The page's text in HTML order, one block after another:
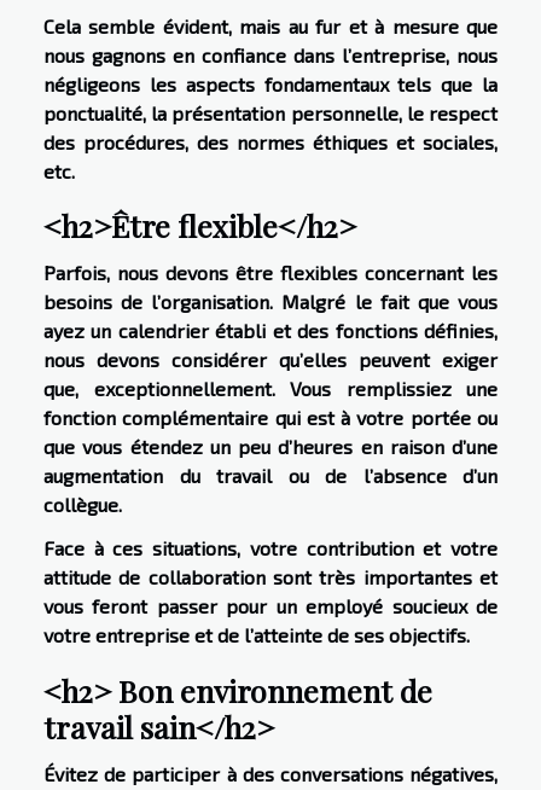
Cela semble évident, mais au fur et à mesure que
nous gagnons en confiance dans l’entreprise, nous
négligeons les aspects fondamentaux tels que la
ponctualité, la présentation personnelle, le respect
des procédures, des normes éthiques et sociales,
etc.
<h2>Être flexible</h2>
Parfois, nous devons être flexibles concernant les
besoins de l’organisation. Malgré le fait que vous
ayez un calendrier établi et des fonctions définies,
nous devons considérer qu’elles peuvent exiger
que, exceptionnellement. Vous remplissiez une
fonction complémentaire qui est à votre portée ou
que vous étendez un peu d’heures en raison d’une
augmentation du travail ou de l’absence d’un
collègue.
Face à ces situations, votre contribution et votre
attitude de collaboration sont très importantes et
vous feront passer pour un employé soucieux de
votre entreprise et de l’atteinte de ses objectifs.
<h2> Bon environnement de
travail sain</h2>
Évitez de participer à des conversations négatives,